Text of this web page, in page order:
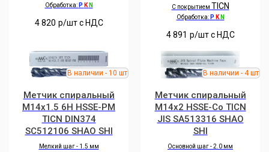
Обработка: P K N
4 820 р/шт c НДС
С покрытием TICN
Обработка: P K N
4 891 р/шт c НДС
Метчик спиральный
M14x1.5 6H HSSE-PM
TICN DIN374
SC512106 SHAO SHI
Мелкий шаг - 1.5 мм
Метчик спиральный
M14x2 HSSE-Co TICN
JIS SA513316 SHAO
SHI
Основной шаг - 2.0 мм